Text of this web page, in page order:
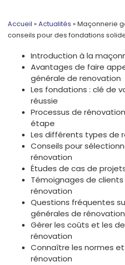
Accueil » Actualités » Maçonnerie
conseils pour des fondations
Introduction à la
Avantages de faire
générale de renovation
Les fondations : clé de
réussie
Processus de
étape
Les différents types de
Conseils pour
rénovation
Études de cas de
Témoignages de
rénovation
Questions fréquentes
générales de rénovation
Gérer les coûts et les
rénovation
Connaître les normes
rénovation